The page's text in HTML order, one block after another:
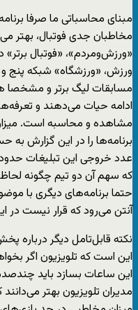
مبنای محاسباتی ما صرفا
مخاطبان جدی فوتبال، بهتر
«ورزش‌ومردم»، «فوتبال
ورزش، «ورزشگاه» شبکه پنج
مسابقات لیگ برتر و مشخصا
ادامه حیات می‌دهند و
مشاهده و محاسبه است.
برنامه‌ها را در این گزارش
عدد خروجی این تبلیغات
که سهم آن دو تیم چگونه
حتما برنامه‌های دیگری با
آنتن می‌رود که قرار نیست در
نکته قابل‌تامل دیگر درباره
این است که تلویزیون اگر
این ساعات بسازد باید
مدیران تلویزیون بهتر